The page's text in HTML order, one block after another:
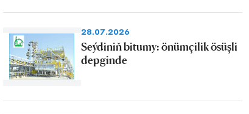
28.07.2026
Seýdiniň bitumy: önümçilik ösüşli
depginde